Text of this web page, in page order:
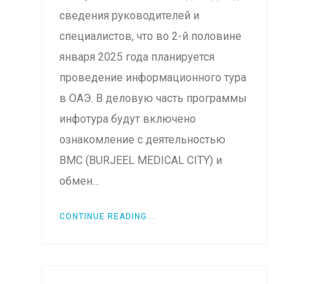
сведения руководителей и
специалистов, что во 2-й половине
января 2025 года планируется
проведение информационного тура
в ОАЭ. В деловую часть программы
инфотура будут включено
ознакомление с деятельностью
ВМС (BURJEEL MEDICAL CITY) и
обмен…
CONTINUE READING...